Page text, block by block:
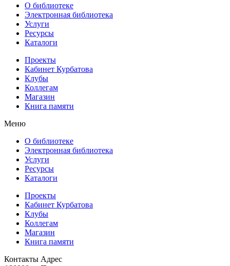
О библиотеке
Электронная библиотека
Услуги
Ресурсы
Каталоги
Проекты
Кабинет Курбатова
Клубы
Коллегам
Магазин
Книга памяти
Меню
О библиотеке
Электронная библиотека
Услуги
Ресурсы
Каталоги
Проекты
Кабинет Курбатова
Клубы
Коллегам
Магазин
Книга памяти
Контакты Адрес